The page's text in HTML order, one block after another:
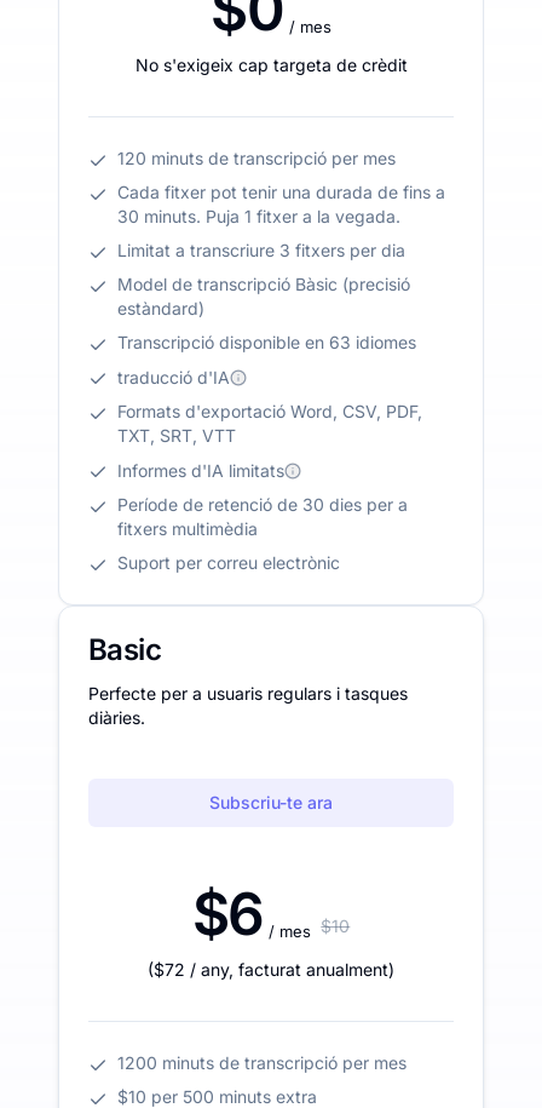
/ mes
No s'exigeix cap targeta de crèdit
120 minuts de transcripció per mes
Cada fitxer pot tenir una durada de fins a
30 minuts. Puja 1 fitxer a la vegada.
Limitat a transcriure 3 fitxers per dia
Model de transcripció Bàsic (precisió
estàndard)
Transcripció disponible en 63 idiomes
traducció d'IA
Formats d'exportació Word, CSV, PDF,
TXT, SRT, VTT
Informes d'IA limitats
Període de retenció de 30 dies per a
fitxers multimèdia
Suport per correu electrònic
Basic
Perfecte per a usuaris regulars i tasques
diàries.
Subscriu-te ara
$6 / mes $10
($72 / any, facturat anualment)
1200 minuts de transcripció per mes
$10 per 500 minuts extra